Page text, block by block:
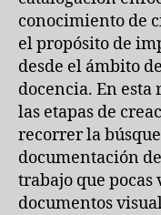
conocimiento de
el propósito de
desde el ámbito
docencia. En esta
las etapas de
recorrer la
documentación
trabajo que pocas
documentos